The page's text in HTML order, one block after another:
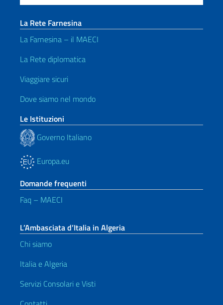
La Rete Farnesina
La Farnesina – il MAECI
La Rete diplomatica
Viaggiare sicuri
Dove siamo nel mondo
Le Istituzioni
Governo Italiano
Europa.eu
Domande frequenti
Faq – MAECI
L’Ambasciata d’Italia in Algeria
Chi siamo
Italia e Algeria
Servizi Consolari e Visti